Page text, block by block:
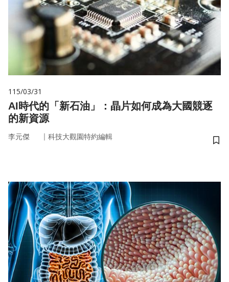
115/03/31
AI時代的「新石油」：晶片如何成為大國競逐
的新資源
李元傑 ｜ 科技大觀園特約編輯
儲